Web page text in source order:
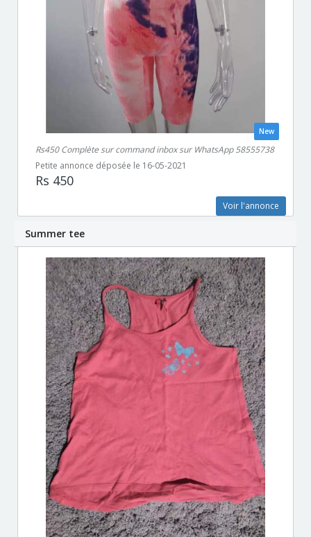
New
Rs450 Complète sur command inbox sur WhatsApp 58555738
Petite annonce déposée le 16-05-2021
Rs 450
Voir l'annonce
Summer tee